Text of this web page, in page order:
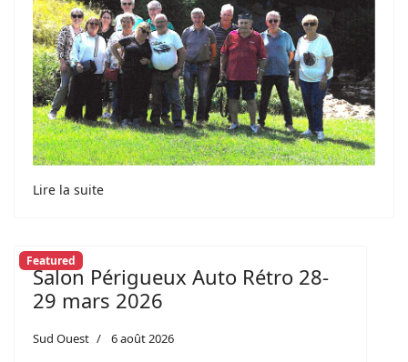
Lire la suite
Featured
Salon Périgueux Auto Rétro 28-
29 mars 2026
Sud Ouest 6 août 2026